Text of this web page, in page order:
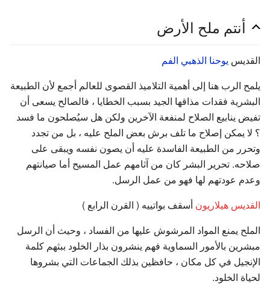
أنتم ملح الأرض
القديس يوحنا الذهبي الفم
يلمح الرب هنا إلى أهمية التلاميذ القصوى للعالم أجمع لأن الطبيعة
البشرية فقدات مذاقها الجيد بسبب الخطايا ، فالصالح يسعى أن
تفيض ينابيع الصلاح لمنفعة الآخرين ولكن هل سيُصلحون ما فسد
؟ لا يمكن إصلاح ما تلف برش بعض الملح عليه ، بل من تجدد
وتحرر من الطبيعة الفاسدة عليه أن يصون نفسه ويبقى على
صلاحه. تحرير البشر كان من آثامهم عمل المسيح أما صيانتهم
وعدم عودتهم لها فهو من عمل الرسل.
القديس هيلاريون أسقف بواتييه ( القرن الرابع )
الملح يمنع المواد المرشوش عليها من الفساد ، وحيث أن الرسل
مبشرين بالأمور السماوية فهم ينشرون بذار الخلود ببثهم كلمة
الإنجيل في كل مكان ، حافظين بذلك الجماعات التي بشروها
لحياة الخلود.